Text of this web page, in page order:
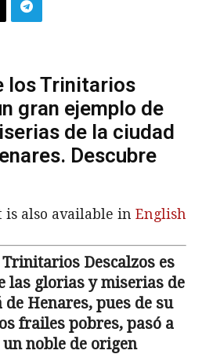
los Trinitarios
gran ejemplo de
de la ciudad
Descubre
is also available in English
Descalzos es
las glorias y miserias de
Henares, pues de su
frailes pobres, pasó a
noble de origen